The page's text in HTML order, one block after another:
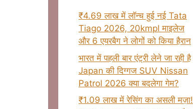
₹4.69 लाख में लॉन्च हुई नई Tata
Tiago 2026, 20kmpl माइलेज
और 6 एयरबैग ने लोगों को किया हैरान
भारत में पहली बार एंट्री लेने जा रही है
Japan की दिग्गज SUV Nissan
Patrol 2026 क्या बदलेगा गेम?
₹1.09 लाख में रेसिंग का असली मज़ा!